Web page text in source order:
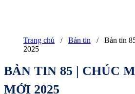
Trang chủ / Bản tin / Bản tin
2025
BẢN TIN 85 | CHÚC
MỚI 2025